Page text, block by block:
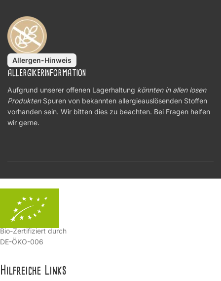
Allergen-Hinweis
ALLERGIKERINFORMATION
Aufgrund unserer offenen Lagerhaltung könnten in allen losen
ProduktenSpuren von bekannten allergieauslösenden Stoffen
vorhanden sein. Wir bitten dies zu beachten. Bei Fragen helfen
wir gerne.
Bio-Zertifiziert durch
DE-ÖKO-006
Hilfreiche Links